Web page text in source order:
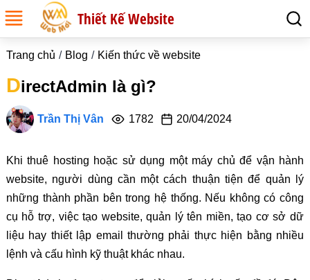
Thiết Kế Website
Trang chủ Blog Kiến thức về website
DirectAdmin là gì?
Trần Thị Vân 1782 20/04/2024
Khi thuê hosting hoặc sử dụng một máy chủ để vận hành
website, người dùng cần một cách thuận tiện để quản lý
những thành phần bên trong hệ thống. Nếu không có công
cụ hỗ trợ, việc tạo website, quản lý tên miền, tạo cơ sở dữ
liệu hay thiết lập email thường phải thực hiện bằng nhiều
lệnh và cấu hình kỹ thuật khác nhau.